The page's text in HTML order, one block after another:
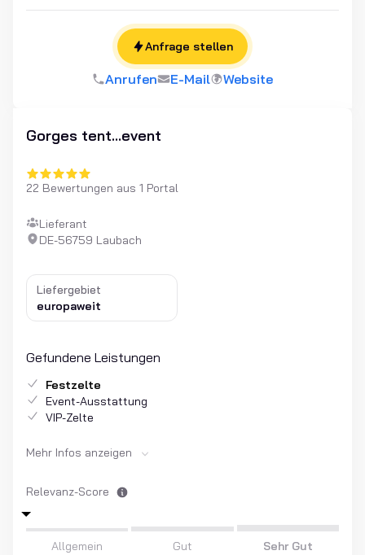
Anrufen E-Mail Website
Anfrage stellen
Gorges tent...event
22 Bewertungen aus 1 Portal
Lieferant
DE-56759 Laubach
Liefergebiet
europaweit
Gefundene Leistungen
Festzelte
Event-Ausstattung
VIP-Zelte
Mehr Infos anzeigen
Relevanz-Score
Allgemein Gut Sehr Gut